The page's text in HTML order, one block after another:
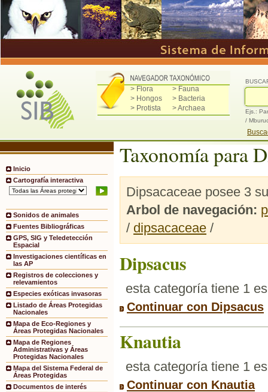
> Flora
> Fauna
> Hongos
> Bacteria
> Protista
> Archaea
Ejs.:
/
Inicio
Cartografía interactiva
Sonidos de animales
Fuentes Bibliográficas
GPS, SIG y Teledetección
Espacial
Investigaciones científicas en
las AP
Registros de colecciones y
relevamientos
Especies exóticas invasoras
Listado de Áreas Protegidas
Nacionales
Mapa de Eco-Regiones y
Áreas Protegidas Nacionales
Mapa de Regiones
Administrativas y Áreas
Protegidas Nacionales
Mapa del Sistema Federal de
Áreas Protegidas
Documentos de interés
Taxonomía para
Dipsacaceae posee 3
Arbol de navegación:
/ dipsacaceae /
Dipsacus
esta categoría tiene 1
Continuar con Dipsacus
Knautia
esta categoría tiene 1
Continuar con Knautia